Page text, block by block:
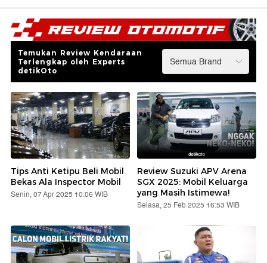
Temukan Review Kendaraan
Terlengkap oleh Experts
detikOto
Tips Anti Ketipu Beli Mobil
Bekas Ala Inspector Mobil
Senin, 07 Apr 2025 10:06 WIB
Review Suzuki APV Arena
SGX 2025: Mobil Keluarga
yang Masih Istimewa!
Selasa, 25 Feb 2025 16:53 WIB